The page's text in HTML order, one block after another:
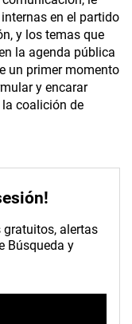
en el partido
y los temas que
la agenda pública
un primer momento
y encarar
coalición de
gratuitos, alertas
Búsqueda y